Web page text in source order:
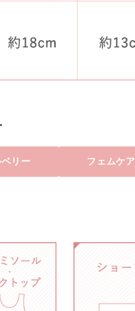
リー フェムケア